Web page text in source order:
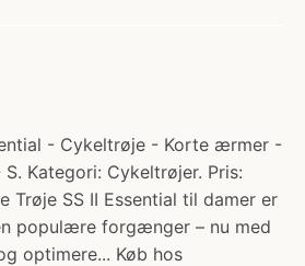
- Cykeltrøje - Korte ærmer -
Kategori: Cykeltrøjer. Pris:
Trøje SS II Essential til damer er
populære forgænger – nu med
optimere... Køb hos